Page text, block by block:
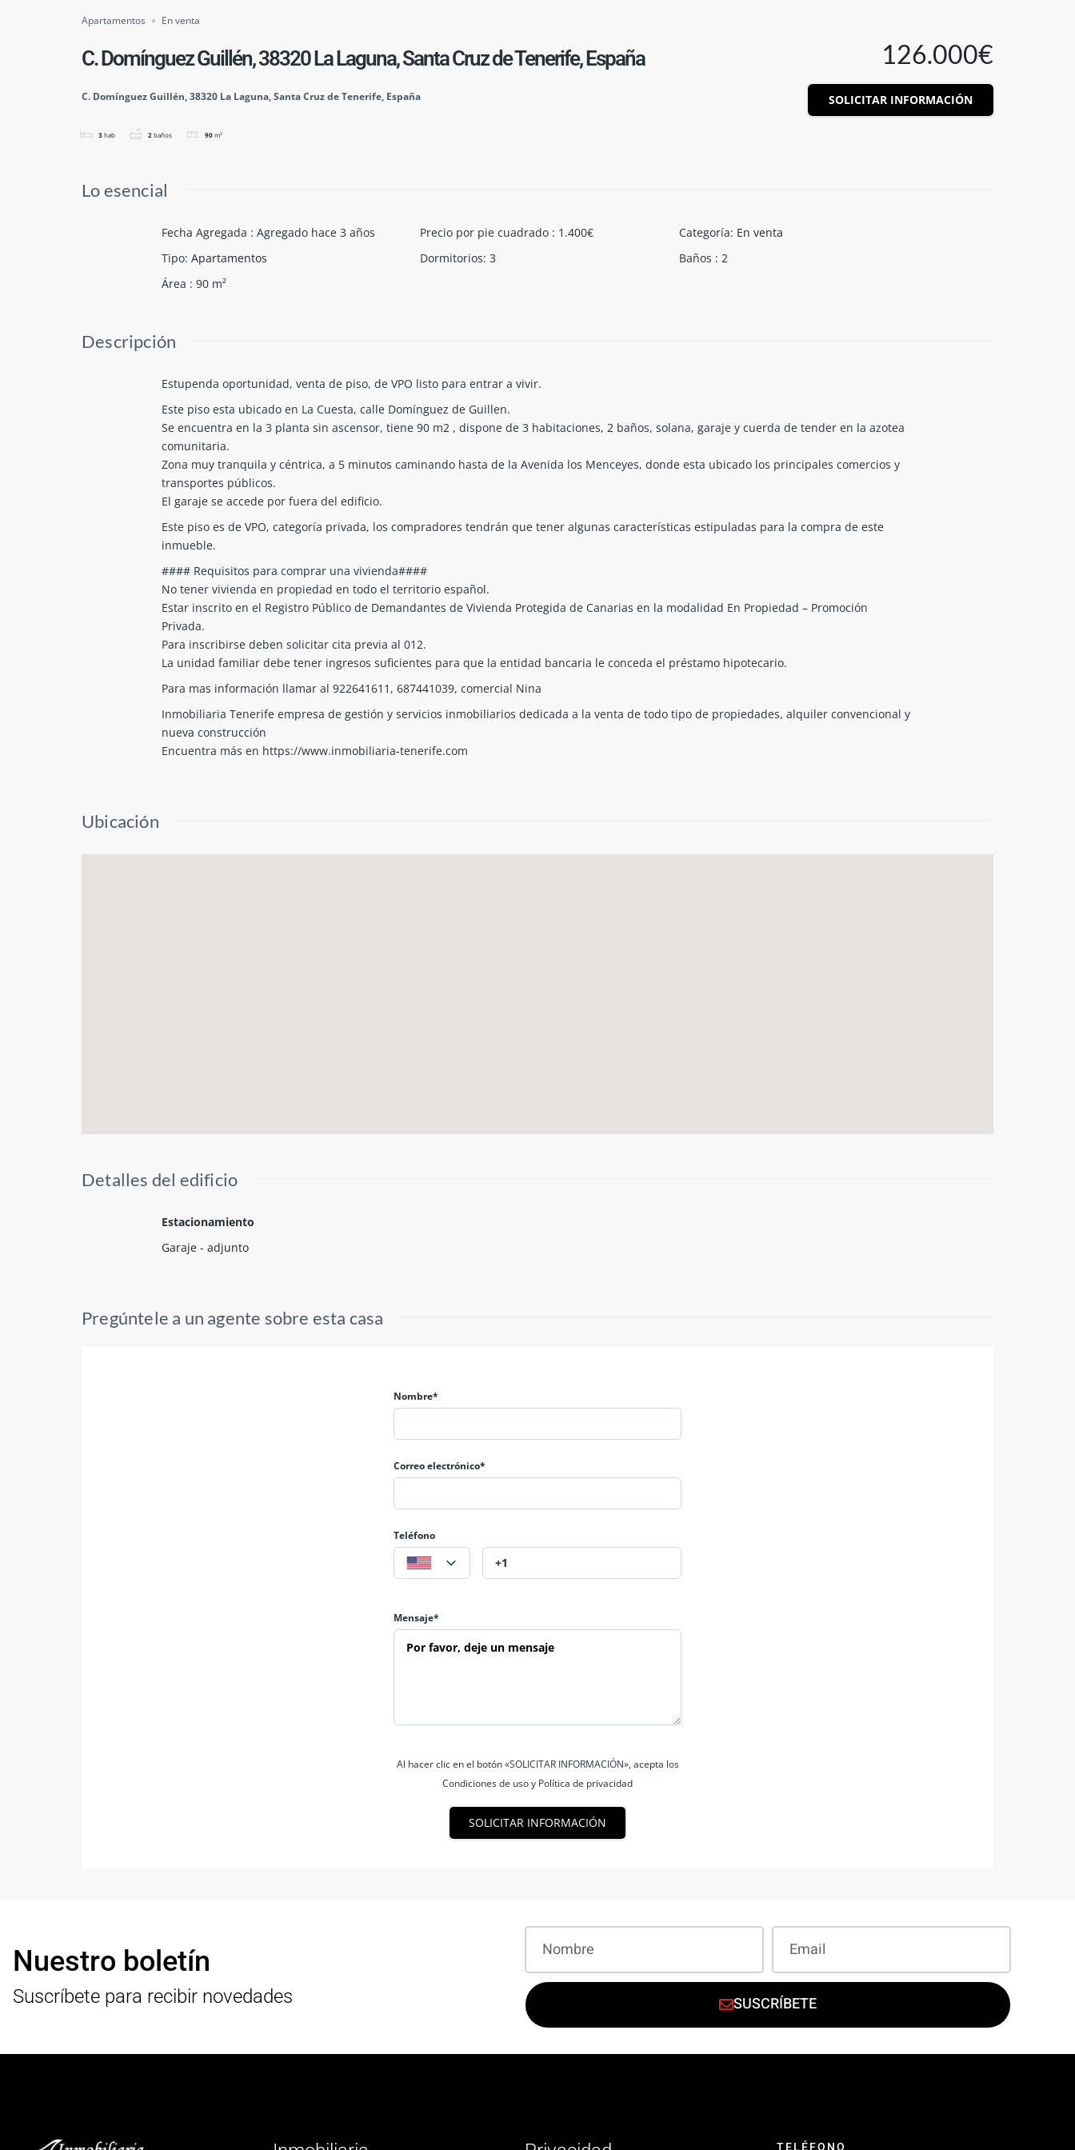
Apartamentos En venta
C. Domínguez Guillén, 38320 La Laguna, Santa Cruz de Tenerife, España
C. Domínguez Guillén, 38320 La Laguna, Santa Cruz de Tenerife, España
3 hab 2 baños 90 m²
126.000€
SOLICITAR INFORMACIÓN
Lo esencial
Fecha Agregada : Agregado hace 3 años Precio por pie cuadrado : 1.400€ Categoría: En venta
Tipo: Apartamentos Dormitorios: 3 Baños : 2
Área : 90 m²
Descripción
Estupenda oportunidad, venta de piso, de VPO listo para entrar a vivir.
Este piso esta ubicado en La Cuesta, calle Domínguez de Guillen.
Se encuentra en la 3 planta sin ascensor, tiene 90 m2 , dispone de 3 habitaciones, 2 baños, solana, garaje y cuerda de tender en la azotea
comunitaria.
Zona muy tranquila y céntrica, a 5 minutos caminando hasta de la Avenida los Menceyes, donde esta ubicado los principales comercios y
transportes públicos.
El garaje se accede por fuera del edificio.
Este piso es de VPO, categoría privada, los compradores tendrán que tener algunas características estipuladas para la compra de este
inmueble.
#### Requisitos para comprar una vivienda####
No tener vivienda en propiedad en todo el territorio español.
Estar inscrito en el Registro Público de Demandantes de Vivienda Protegida de Canarias en la modalidad En Propiedad – Promoción
Privada.
Para inscribirse deben solicitar cita previa al 012.
La unidad familiar debe tener ingresos suficientes para que la entidad bancaria le conceda el préstamo hipotecario.
Para mas información llamar al 922641611, 687441039, comercial Nina
Inmobiliaria Tenerife empresa de gestión y servicios inmobiliarios dedicada a la venta de todo tipo de propiedades, alquiler convencional y
nueva construcción
Encuentra más en https://www.inmobiliaria-tenerife.com
Ubicación
Detalles del edificio
Estacionamiento
Garaje - adjunto
Pregúntele a un agente sobre esta casa
Nombre*
Correo electrónico*
Teléfono
Mensaje*
Al hacer clic en el botón «SOLICITAR INFORMACIÓN», acepta los
Condiciones de uso y Política de privacidad
SOLICITAR INFORMACIÓN
Nuestro boletín
Suscríbete para recibir novedades SUSCRÍBETE
TELÉFONO